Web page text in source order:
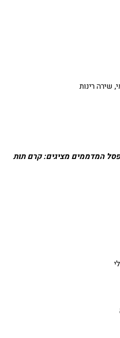
שירה רינות
המדממים מציגים: קרם תות